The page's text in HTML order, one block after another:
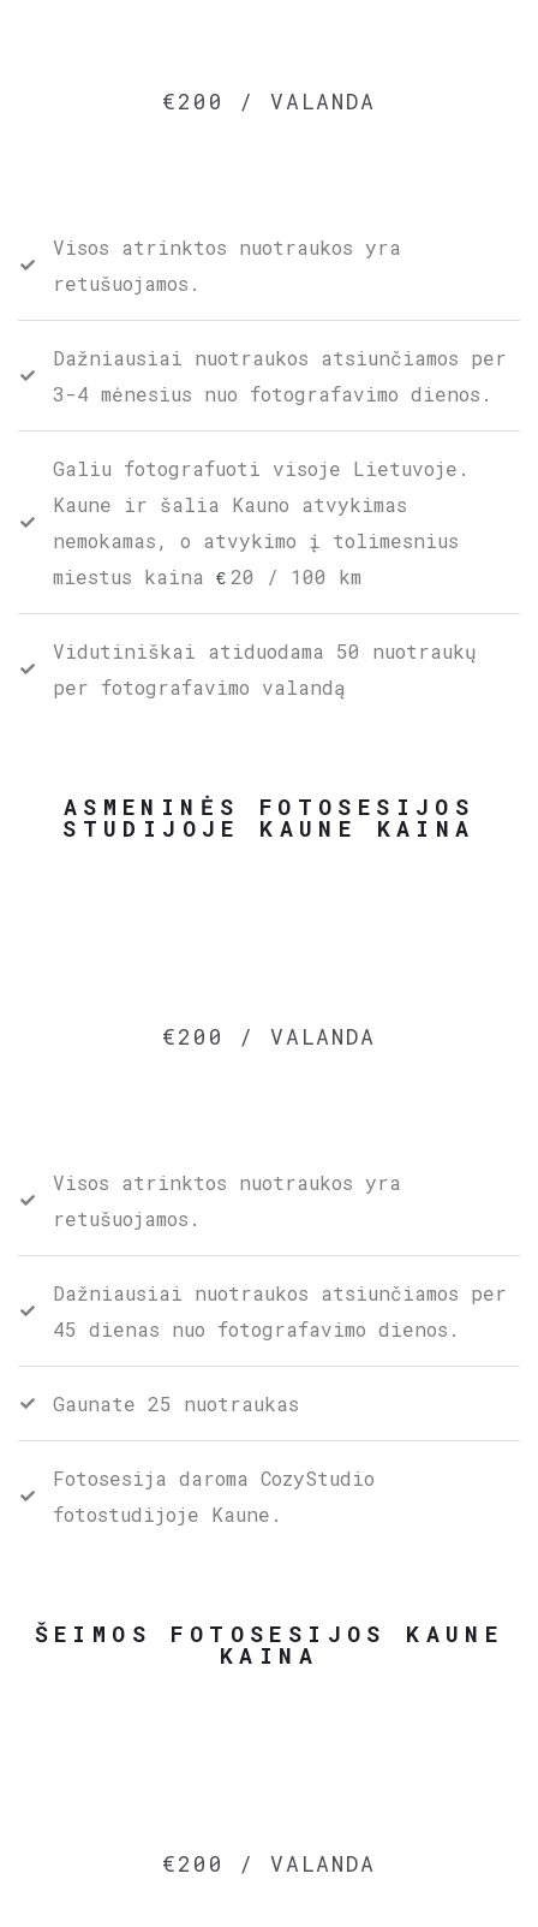
€200 / VALANDA
Visos atrinktos nuotraukos yra
retušuojamos.
Dažniausiai nuotraukos atsiunčiamos per
3-4 mėnesius nuo fotografavimo dienos.
Galiu fotografuoti visoje Lietuvoje.
Kaune ir šalia Kauno atvykimas
nemokamas, o atvykimo į tolimesnius
miestus kaina
€ 20 / 100 km
Vidutiniškai atiduodama 50 nuotraukų
per fotografavimo valandą
ASMENINĖS FOTOSESIJOS
STUDIJOJE KAUNE KAINA
€200 / VALANDA
Visos atrinktos nuotraukos yra
retušuojamos.
Dažniausiai nuotraukos atsiunčiamos per
45 dienas nuo fotografavimo dienos.
Gaunate 25 nuotraukas
Fotosesija daroma CozyStudio
fotostudijoje Kaune.
ŠEIMOS FOTOSESIJOS KAUNE
KAINA
€200 / VALANDA